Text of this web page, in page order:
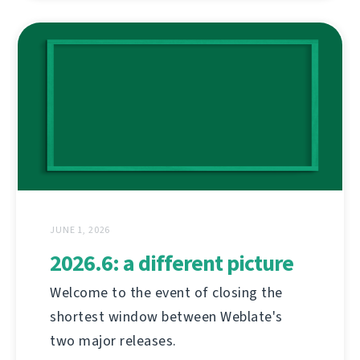
JUNE 1, 2026
2026.6: a different picture
Welcome to the event of closing the
shortest window between Weblate's
two major releases.